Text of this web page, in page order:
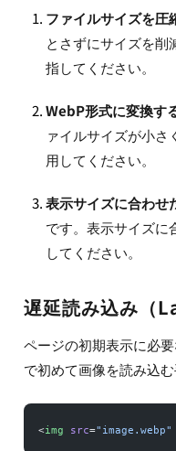
ファイルサイズを圧
とさずにサイズを削
指してください。
WebP形式に変換す
ァイルサイズが小
用してください。
表示サイズに合わせ
です。表示サイズに
してください。
遅延読み込み（
ページの初期表示に必
で初めて画像を読み込む
<img src="image.webp"